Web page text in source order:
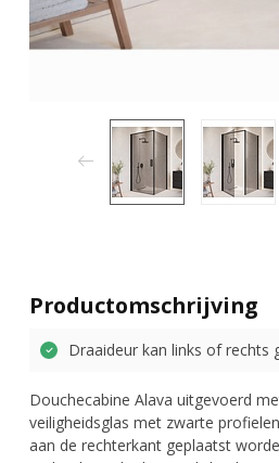
Productomschrijving
Draaideur kan links of rechts
Douchecabine Alava uitgevoerd
veiligheidsglas met zwarte
aan de rechterkant geplaatst